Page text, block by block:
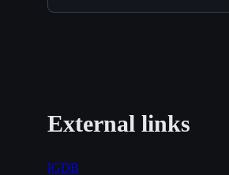
External links
IGDB